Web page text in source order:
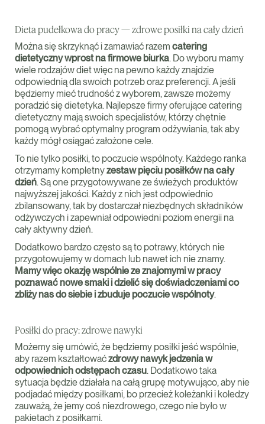
Dieta pudełkowa do pracy — zdrowe posiłki na cały dzień
Można się skrzyknąć i zamawiać razem catering
dietetyczny wprost na firmowe biurka. Do wyboru mamy
wiele rodzajów diet więc na pewno każdy znajdzie
odpowiednią dla swoich potrzeb oraz preferencji. A jeśli
będziemy mieć trudność z wyborem, zawsze możemy
poradzić się dietetyka. Najlepsze firmy oferujące catering
dietetyczny mają swoich specjalistów, którzy chętnie
pomogą wybrać optymalny program odżywiania, tak aby
każdy mógł osiągać założone cele.
To nie tylko posiłki, to poczucie wspólnoty. Każdego ranka
otrzymamy kompletnyzestaw pięciu posiłków na cały
dzień. Są one przygotowywane ze świeżych produktów
najwyższej jakości. Każdy z nich jest odpowiednio
zbilansowany, tak by dostarczał niezbędnych składników
odżywczych i zapewniał odpowiedni poziom energii na
cały aktywny dzień.
Dodatkowo bardzo często są to potrawy, których nie
przygotowujemy w domach lub nawet ich nie znamy.
Mamy więc okazję wspólnie ze znajomymi w pracy
poznawać nowe smaki i dzielić się doświadczeniami co
zbliży nas do siebie i zbuduje poczucie wspólnoty.
Posiłki do pracy: zdrowe nawyki
Możemy się umówić, że będziemy posiłki jeść wspólnie,
aby razem kształtowaćzdrowy nawyk jedzenia w
odpowiednich odstępach czasu. Dodatkowo taka
sytuacja będzie działała na całą grupę motywująco, aby nie
podjadać między posiłkami, bo przecież koleżanki i koledzy
zauważą, że jemy coś niezdrowego, czego nie było w
pakietach z posiłkami.